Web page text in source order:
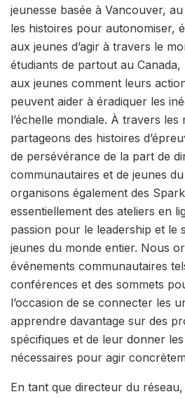
jeunesse basée à Vancouver,
les histoires pour autonomiser,
aux jeunes d’agir à travers le
étudiants de partout au Canada,
aux jeunes comment leurs
peuvent aider à éradiquer les
l’échelle mondiale. À travers les
partageons des histoires
de persévérance de la part de
communautaires et de jeunes
organisons également des
essentiellement des ateliers en
passion pour le leadership et le
jeunes du monde entier. Nous
événements communautaires
conférences et des sommets
l’occasion de se connecter les
apprendre davantage sur des
spécifiques et de leur donner
nécessaires pour agir
En tant que directeur du